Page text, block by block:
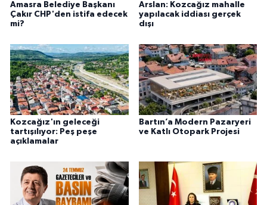
Amasra Belediye Başkanı
Çakır CHP'den istifa edecek
mi?
Arslan: Kozcağız mahalle
yapılacak iddiası gerçek
dışı
Kozcağız'ın geleceği
tartışılıyor: Peş peşe
açıklamalar
Bartın’a Modern Pazaryeri
ve Katlı Otopark Projesi